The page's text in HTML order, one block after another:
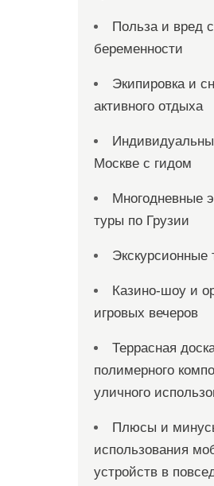
Польза и вред
беременности
Экипировка и
активного отдыха
Москве с гидом
Многодневные
туры по Грузии
Экскурсионные
Казино-шоу и
игровых вечеров
Террасная
полимерного
уличного
Плюсы и
использования
устройств в